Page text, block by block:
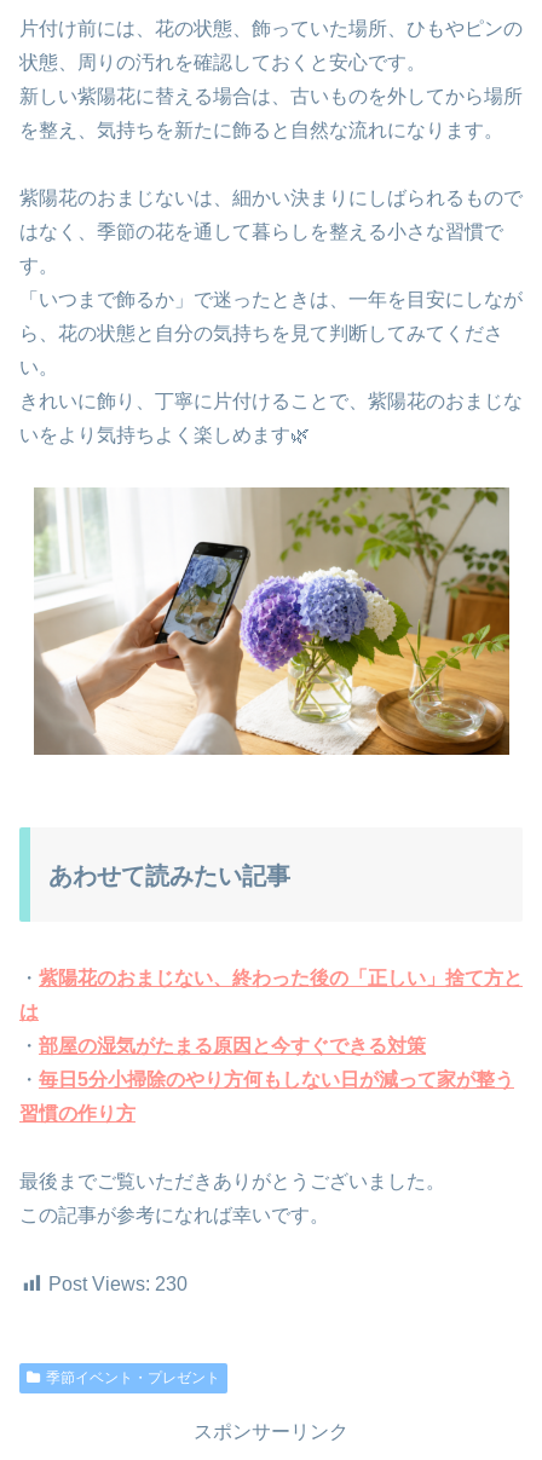
片付け前には、花の状態、飾っていた場所、ひもやピンの
状態、周りの汚れを確認しておくと安心です。
新しい紫陽花に替える場合は、古いものを外してから場所
を整え、気持ちを新たに飾ると自然な流れになります。
紫陽花のおまじないは、細かい決まりにしばられるもので
はなく、季節の花を通して暮らしを整える小さな習慣で
す。
「いつまで飾るか」で迷ったときは、一年を目安にしなが
ら、花の状態と自分の気持ちを見て判断してみてくださ
い。
きれいに飾り、丁寧に片付けることで、紫陽花のおまじな
いをより気持ちよく楽しめます🌿
あわせて読みたい記事
・ 紫陽花のおまじない、終わった後の「正しい」捨て方と
は
・ 部屋の湿気がたまる原因と今すぐできる対策
・ 毎日5分小掃除のやり方何もしない日が減って家が整う
習慣の作り方
最後までご覧いただきありがとうございました。
この記事が参考になれば幸いです。
Post Views: 230
季節イベント・プレゼント
スポンサーリンク